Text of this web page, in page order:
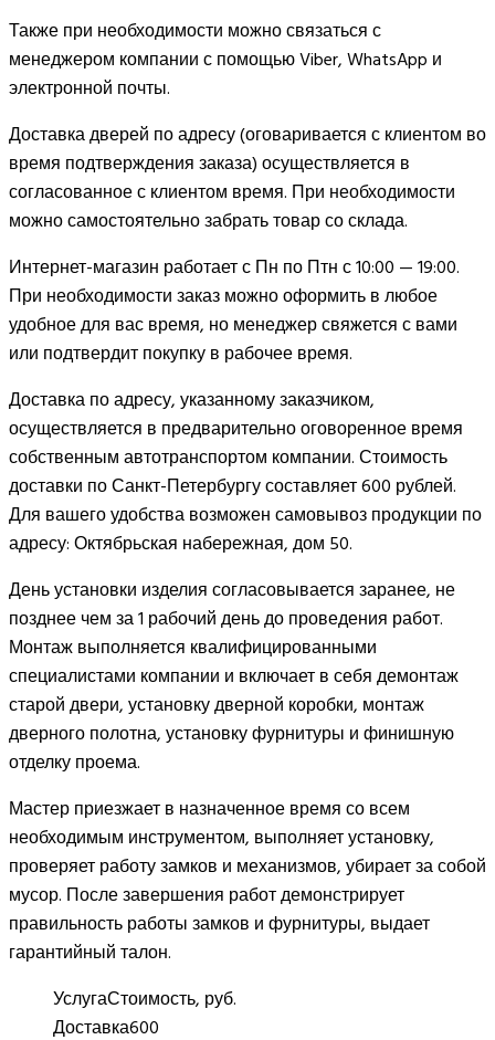
Также при необходимости можно связаться с
менеджером компании с помощью Viber, WhatsApp и
электронной почты.
Доставка дверей по адресу (оговаривается с клиентом во
время подтверждения заказа) осуществляется в
согласованное с клиентом время. При необходимости
можно самостоятельно забрать товар со склада.
Интернет-магазин работает с Пн по Птн с 10:00 — 19:00.
При необходимости заказ можно оформить в любое
удобное для вас время, но менеджер свяжется с вами
или подтвердит покупку в рабочее время.
Доставка по адресу, указанному заказчиком,
осуществляется в предварительно оговоренное время
собственным автотранспортом компании. Стоимость
доставки по Санкт-Петербургу составляет 600 рублей.
Для вашего удобства возможен самовывоз продукции по
адресу: Октябрьская набережная, дом 50.
День установки изделия согласовывается заранее, не
позднее чем за 1 рабочий день до проведения работ.
Монтаж выполняется квалифицированными
специалистами компании и включает в себя демонтаж
старой двери, установку дверной коробки, монтаж
дверного полотна, установку фурнитуры и финишную
отделку проема.
Мастер приезжает в назначенное время со всем
необходимым инструментом, выполняет установку,
проверяет работу замков и механизмов, убирает за собой
мусор. После завершения работ демонстрирует
правильность работы замков и фурнитуры, выдает
гарантийный талон.
УслугаСтоимость, руб.
Доставка600